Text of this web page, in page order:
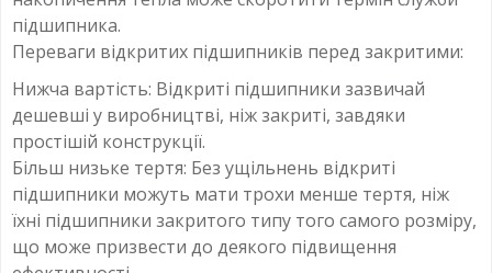
підшипника.
Переваги відкритих підшипників перед закритими:
Нижча вартість: Відкриті підшипники зазвичай
дешевші у виробництві, ніж закриті, завдяки
простішій конструкції.
Більш низьке тертя: Без ущільнень відкриті
підшипники можуть мати трохи менше тертя, ніж
їхні підшипники закритого типу того самого розміру,
що може призвести до деякого підвищення